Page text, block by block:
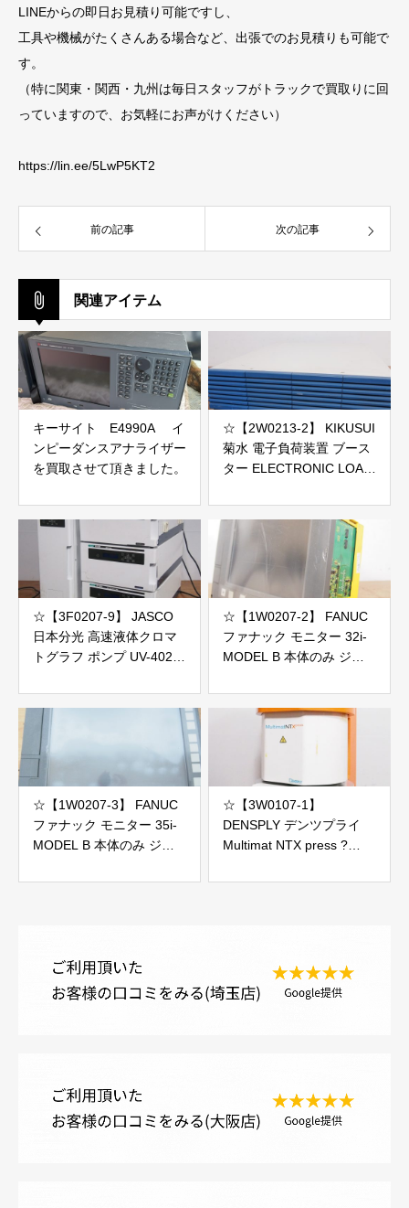
LINEからの即日お見積り可能ですし、
工具や機械がたくさんある場合など、出張でのお見積りも可能で
す。
（特に関東・関西・九州は毎日スタッフがトラックで買取りに回
っていますので、お気軽にお声がけください）
https://lin.ee/5LwP5KT2
前の記事 次の記事
関連アイテム
キーサイト E4990A イ
ンピーダンスアナライザー
を買取させて頂きました。
☆【2W0213-2】 KIKUSUI
菊水 電子負荷装置 ブース
ター ELECTRONIC LOAD
ク
☆【3F0207-9】 JASCO
日本分光 高速液体クロマ
トグラフ ポンプ UV-4025
ト 2個口発送 ジャンク
☆【1W0207-2】 FANUC
ファナック モニター 32i-
MODEL B 本体のみ ジャ
☆【1W0207-3】 FANUC
ファナック モニター 35i-
MODEL B 本体のみ ジャ
☆【3W0107-1】
DENSPLY デンツプライ
Multimat NTX press ?
ス ジャンク